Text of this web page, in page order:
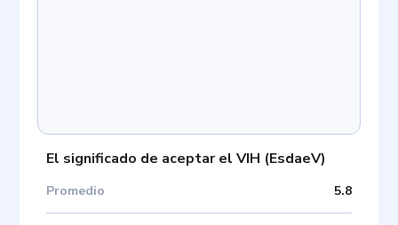
El significado de aceptar el VIH (EsdaeV)
Promedio 5.8